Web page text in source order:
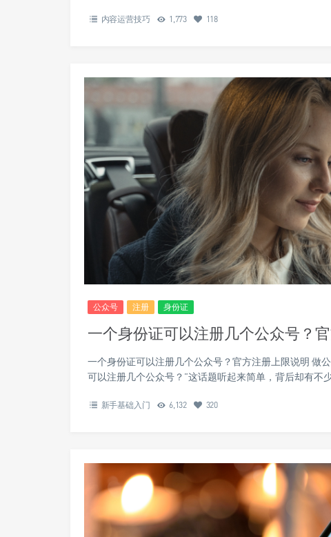
内容运营技巧 1,773 118
公众号 注册 身份证
一个身份证可以注册几个公众号？
一个身份证可以注册几个公众号？官方注册上限说明 做
可以注册几个公众号？”这话题听起来简单，背后却有
新手基础入门 6,132 320